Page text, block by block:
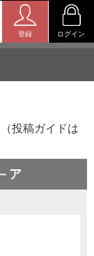
登録 ログイン
投稿ガイドは
ア